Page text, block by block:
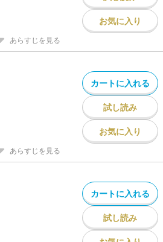
お気に入り
あらすじを見る
カートに入れる
試し読み
お気に入り
あらすじを見る
カートに入れる
試し読み